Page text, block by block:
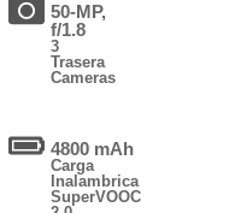
50-MP,
f/1.8
3
Trasera
Cameras
4800 mAh
Carga
Inalambrica
SuperVOOC